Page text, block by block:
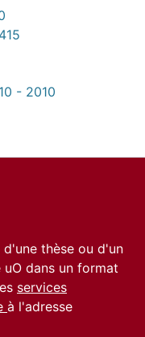
- 2010
thèse ou d'un
dans un format
services
à l'adresse